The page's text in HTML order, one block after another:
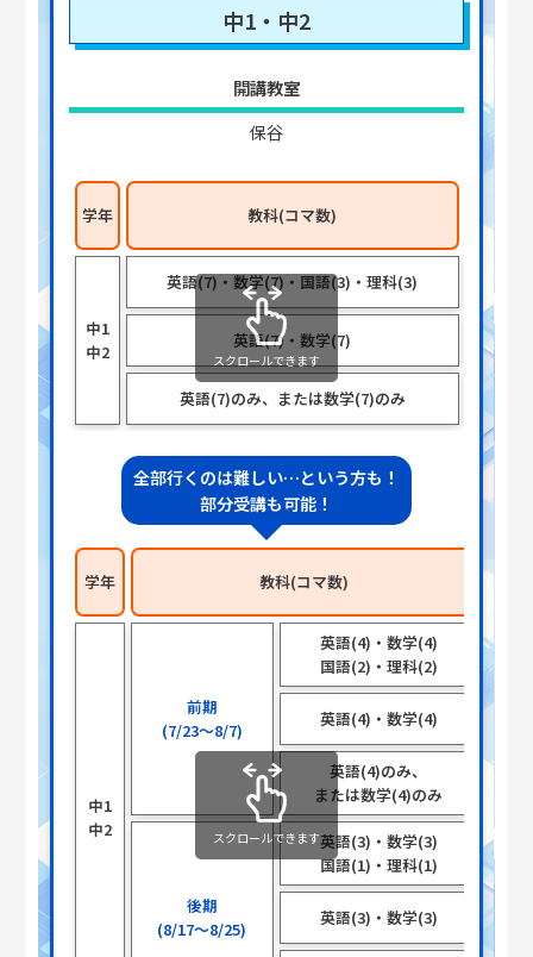
中1・中2
開講教室
保谷
学年 教科(コマ数)
中1
中2
英語(7)・数学(7)・国語(3)・理科(3)
英語(7)・数学(7)
英語(7)のみ、または数学(7)のみ
スクロールできます
全部行くのは難しい…という方も！
部分受講も可能！
学年 教科(コマ数)
中1
中2
前期
(7/23～8/7)
英語(4)・数学(4)
国語(2)・理科(2)
英語(4)・数学(4)
英語(4)のみ、
または数学(4)のみ
後期
(8/17～8/25)
英語(3)・数学(3)
国語(1)・理科(1)
英語(3)・数学(3)
スクロールできます